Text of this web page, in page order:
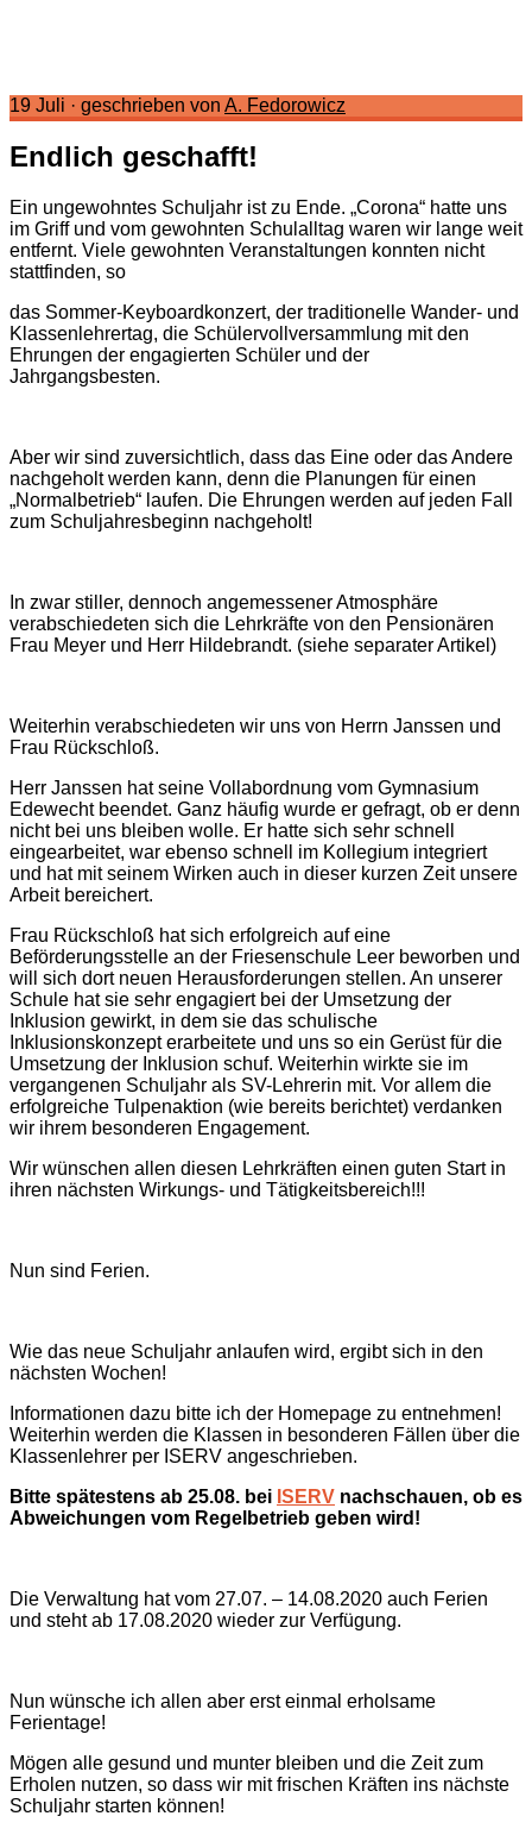
19 Juli · geschrieben von A. Fedorowicz
Endlich geschafft!
Ein ungewohntes Schuljahr ist zu Ende. „Corona“ hatte uns
im Griff und vom gewohnten Schulalltag waren wir lange weit
entfernt. Viele gewohnten Veranstaltungen konnten nicht
stattfinden, so
das Sommer-Keyboardkonzert, der traditionelle Wander- und
Klassenlehrertag, die Schülervollversammlung mit den
Ehrungen der engagierten Schüler und der
Jahrgangsbesten.
Aber wir sind zuversichtlich, dass das Eine oder das Andere
nachgeholt werden kann, denn die Planungen für einen
„Normalbetrieb“ laufen. Die Ehrungen werden auf jeden Fall
zum Schuljahresbeginn nachgeholt!
In zwar stiller, dennoch angemessener Atmosphäre
verabschiedeten sich die Lehrkräfte von den Pensionären
Frau Meyer und Herr Hildebrandt. (siehe separater Artikel)
Weiterhin verabschiedeten wir uns von Herrn Janssen und
Frau Rückschloß.
Herr Janssen hat seine Vollabordnung vom Gymnasium
Edewecht beendet. Ganz häufig wurde er gefragt, ob er denn
nicht bei uns bleiben wolle. Er hatte sich sehr schnell
eingearbeitet, war ebenso schnell im Kollegium integriert
und hat mit seinem Wirken auch in dieser kurzen Zeit unsere
Arbeit bereichert.
Frau Rückschloß hat sich erfolgreich auf eine
Beförderungsstelle an der Friesenschule Leer beworben und
will sich dort neuen Herausforderungen stellen. An unserer
Schule hat sie sehr engagiert bei der Umsetzung der
Inklusion gewirkt, in dem sie das schulische
Inklusionskonzept erarbeitete und uns so ein Gerüst für die
Umsetzung der Inklusion schuf. Weiterhin wirkte sie im
vergangenen Schuljahr als SV-Lehrerin mit. Vor allem die
erfolgreiche Tulpenaktion (wie bereits berichtet) verdanken
wir ihrem besonderen Engagement.
Wir wünschen allen diesen Lehrkräften einen guten Start in
ihren nächsten Wirkungs- und Tätigkeitsbereich!!!
Nun sind Ferien.
Wie das neue Schuljahr anlaufen wird, ergibt sich in den
nächsten Wochen!
Informationen dazu bitte ich der Homepage zu entnehmen!
Weiterhin werden die Klassen in besonderen Fällen über die
Klassenlehrer per ISERV angeschrieben.
Bitte spätestens ab 25.08. bei ISERV nachschauen, ob es
Abweichungen vom Regelbetrieb geben wird!
Die Verwaltung hat vom 27.07. – 14.08.2020 auch Ferien
und steht ab 17.08.2020 wieder zur Verfügung.
Nun wünsche ich allen aber erst einmal erholsame
Ferientage!
Mögen alle gesund und munter bleiben und die Zeit zum
Erholen nutzen, so dass wir mit frischen Kräften ins nächste
Schuljahr starten können!